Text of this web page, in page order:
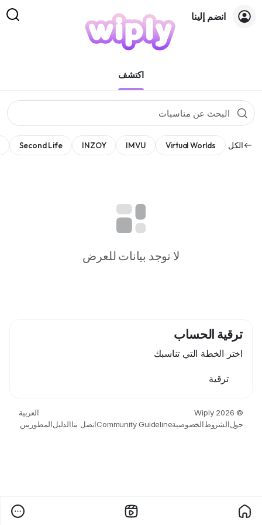
انضم إلينا
اكتشف
الكل Virtual Worlds
IMVU
INZOY
Second Life
لا توجد بيانات للعرض
ترقية الحساب
اختر الخطة التي تناسبك
ترقية
© 2026 Wiply
العربية
حولالشروطالخصوصيةCommunity Guidelineاتصل بناالدليلالمطوريين